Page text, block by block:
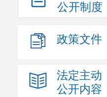
公开制度
政策文件
法定主动
公开内容